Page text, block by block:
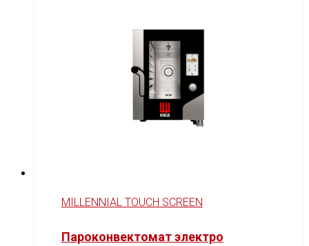
MILLENNIAL TOUCH SCREEN
Пароконвектомат электро